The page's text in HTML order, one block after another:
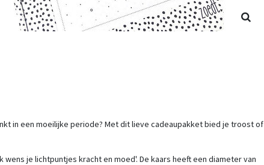
in een moeilijke periode? Met dit lieve cadeaupakket bied je troost of
je lichtpuntjes kracht en moed'. De kaars heeft een diameter van